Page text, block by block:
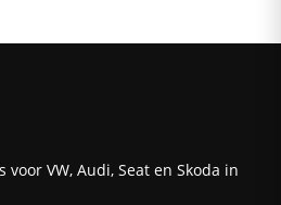
VW, Audi, Seat en Skoda in